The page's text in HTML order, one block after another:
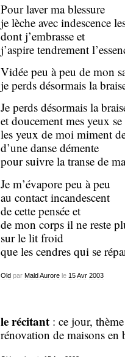
Pour laver ma blessure
je lèche avec indescence
dont j’embrasse et
j’aspire tendrement
Vidée peu à peu de mon
je perds désormais la
Je perds désormais la
et doucement mes yeux
les yeux de moi miment
d’une danse démente
pour suivre la transe de
Je m’évapore peu à peu
au contact incandescent
de cette pensée et
de mon corps il ne reste
sur le lit froid
que les cendres qui se
Oldpar Mald Aurorele 15 Avr 2003
le récitant: ce jour,
rénovation de maisons en